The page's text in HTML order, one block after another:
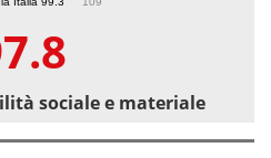
sociale e materiale